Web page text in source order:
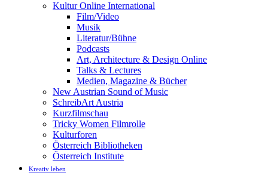
Kultur Online International
Film/Video
Musik
Literatur/Bühne
Podcasts
Art, Architecture & Design Online
Talks & Lectures
Medien, Magazine & Bücher
New Austrian Sound of Music
SchreibArt Austria
Kurzfilmschau
Tricky Women Filmrolle
Kulturforen
Österreich Bibliotheken
Österreich Institute
Kreativ leben